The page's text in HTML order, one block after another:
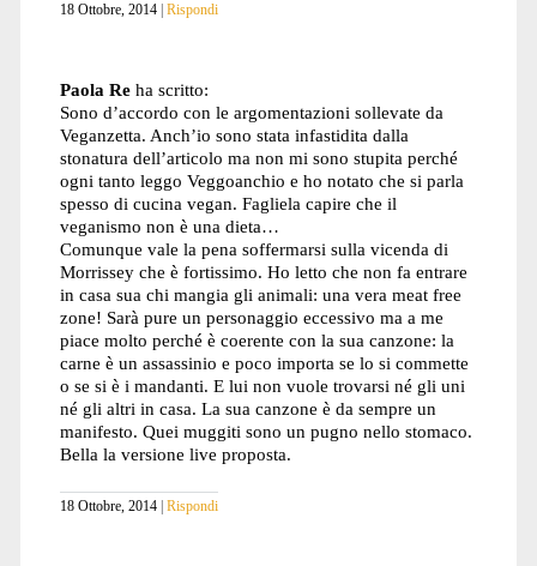
18 Ottobre, 2014 Rispondi
Paola Re ha scritto:
Sono d’accordo con le argomentazioni sollevate da
Veganzetta. Anch’io sono stata infastidita dalla
stonatura dell’articolo ma non mi sono stupita perché
ogni tanto leggo Veggoanchio e ho notato che si parla
spesso di cucina vegan. Fagliela capire che il
veganismo non è una dieta…
Comunque vale la pena soffermarsi sulla vicenda di
Morrissey che è fortissimo. Ho letto che non fa entrare
in casa sua chi mangia gli animali: una vera meat free
zone! Sarà pure un personaggio eccessivo ma a me
piace molto perché è coerente con la sua canzone: la
carne è un assassinio e poco importa se lo si commette
o se si è i mandanti. E lui non vuole trovarsi né gli uni
né gli altri in casa. La sua canzone è da sempre un
manifesto. Quei muggiti sono un pugno nello stomaco.
Bella la versione live proposta.
18 Ottobre, 2014 Rispondi